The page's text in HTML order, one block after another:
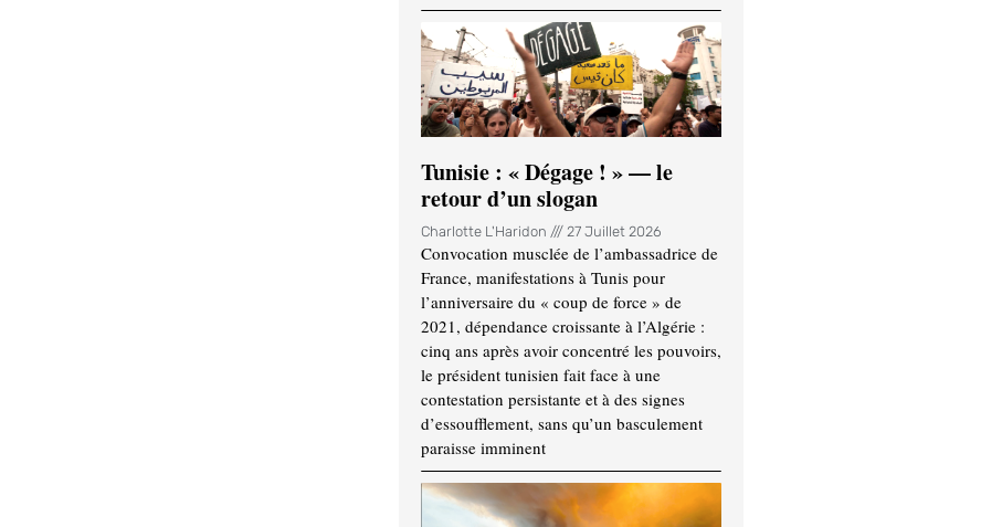
Tunisie : « Dégage ! » — le
retour d’un slogan
Charlotte L'Haridon 27 Juillet 2026
Convocation musclée de l’ambassadrice de
France, manifestations à Tunis pour
l’anniversaire du « coup de force » de
2021, dépendance croissante à l’Algérie :
cinq ans après avoir concentré les pouvoirs,
le président tunisien fait face à une
contestation persistante et à des signes
d’essoufflement, sans qu’un basculement
paraisse imminent